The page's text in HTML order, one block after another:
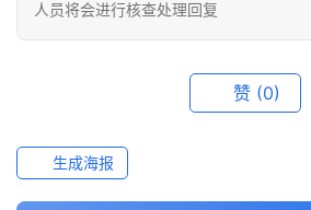
人员将会进行核查处理回复
赞 (0)
生成海报